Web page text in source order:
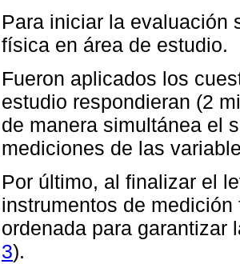
Para iniciar la evaluación
física en área de estudio.
Fueron aplicados los
estudio respondieran (2
de manera simultánea el
mediciones de las
Por último, al finalizar el
instrumentos de
ordenada para garantizar
3).